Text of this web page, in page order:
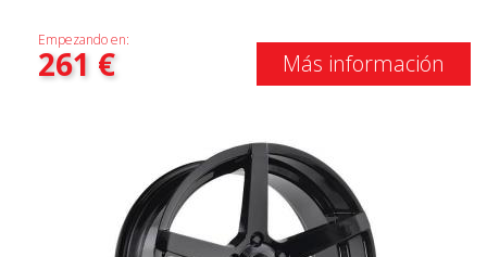
Empezando en:
261 € Más información